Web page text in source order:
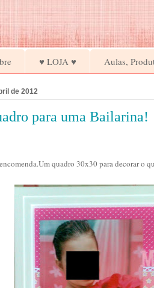
♥ LOJA ♥ Aulas,
de 2012
para uma Bailarina!
quadro 30x30 para decorar o